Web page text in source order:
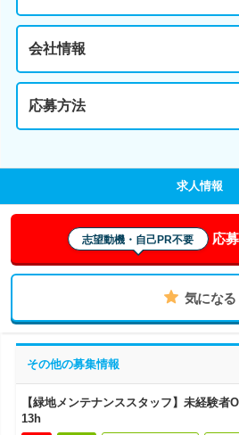
会社情報
応募方法
求人情報
志望動機・自己PR不要 応募
気になる
その他の募集情報
【緑地メンテナンススタッフ】未経験
13h